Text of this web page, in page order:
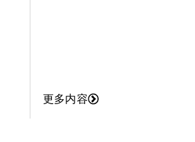
更多内容